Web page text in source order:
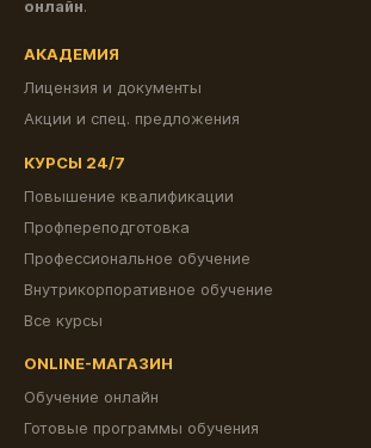
онлайн.
АКАДЕМИЯ
Лицензия и документы
Акции и спец. предложения
КУРСЫ 24/7
Повышение квалификации
Профпереподготовка
Профессиональное обучение
Внутрикорпоративное обучение
Все курсы
ONLINE-МАГАЗИН
Обучение онлайн
Готовые программы обучения